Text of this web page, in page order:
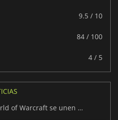
9.5 / 10
84 / 100
4 / 5
Roll for Azeroth: D&D y World of Warcraft se unen por fin